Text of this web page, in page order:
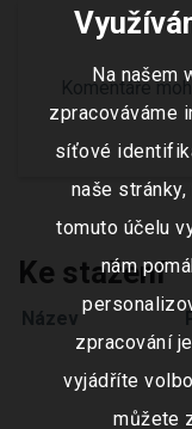
Komentáře
Ke stažení
Název
Na našem
zpracováváme
síťové
naše
tomuto účelu
nám
zpracování
vyjádříte
můžete